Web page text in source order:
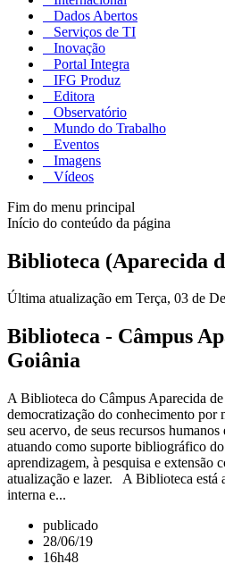
Dados Abertos
Serviços de TI
Inovação
Portal Integra
IFG Produz
Editora
Observatório
Mundo do Trabalho
Eventos
Imagens
Vídeos
Fim do menu principal
Início do conteúdo da página
Biblioteca (Aparecida
Última atualização em Terça, 03 de
Biblioteca - Câmpus
Goiânia
A Biblioteca do Câmpus Aparecida
democratização do conhecimento por
seu acervo, de seus recursos
atuando como suporte bibliográfico
aprendizagem, à pesquisa e extensão
atualização e lazer. A Biblioteca está
interna e...
publicado
28/06/19
16h48